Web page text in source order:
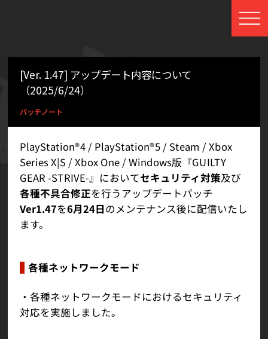
[Ver. 1.47] アップデート内容について
（2025/6/24）
パッチノート
PlayStation®4 / PlayStation®5 / Steam / Xbox
Series X|S / Xbox One / Windows版『GUILTY
GEAR -STRIVE-』においてセキュリティ対策及び
各種不具合修正を行うアップデートパッチ
Ver1.47を6月24日のメンテナンス後に配信いたし
ます。
各種ネットワークモード
・各種ネットワークモードにおけるセキュリティ
対応を実施しました。